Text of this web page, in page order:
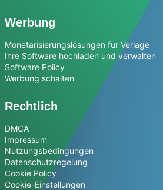
Werbung
Monetarisierungslösungen für Verlage
Ihre Software hochladen und verwalten
Software Policy
Werbung schalten
Rechtlich
DMCA
Impressum
Nutzungsbedingungen
Datenschutzregelung
Cookie Policy
Cookie-Einstellungen